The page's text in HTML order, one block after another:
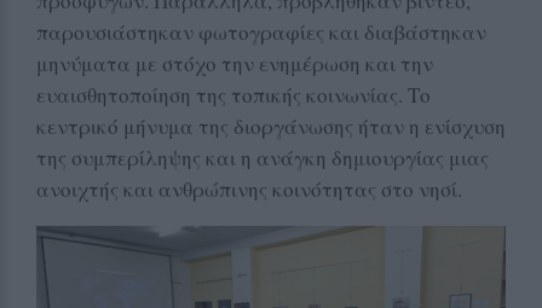
παρουσιάστηκαν φωτογραφίες και διαβάστηκαν
μηνύματα με στόχο την ενημέρωση και την
ευαισθητοποίηση της τοπικής κοινωνίας. Το
κεντρικό μήνυμα της διοργάνωσης ήταν η ενίσχυση
της συμπερίληψης και η ανάγκη δημιουργίας μιας
ανοιχτής και ανθρώπινης κοινότητας στο νησί.